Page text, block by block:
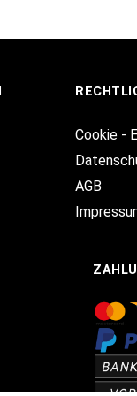
Cookie -
AGB